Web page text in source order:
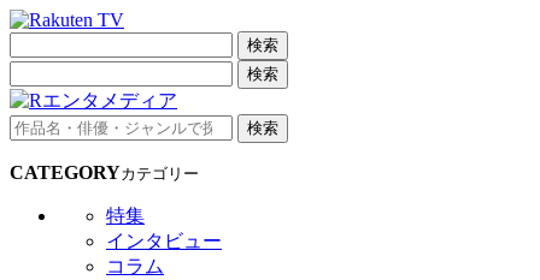
検索
検索
検索
CATEGORYカテゴリー
特集
インタビュー
コラム